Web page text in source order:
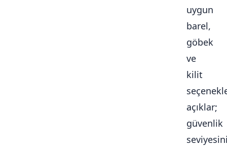
uygun
barel,
göbek
ve
kilit
açıklar;
güvenlik